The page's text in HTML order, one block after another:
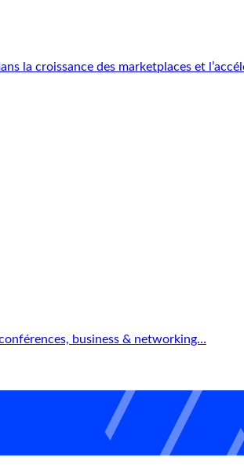
la croissance des marketplaces et
business & networking…